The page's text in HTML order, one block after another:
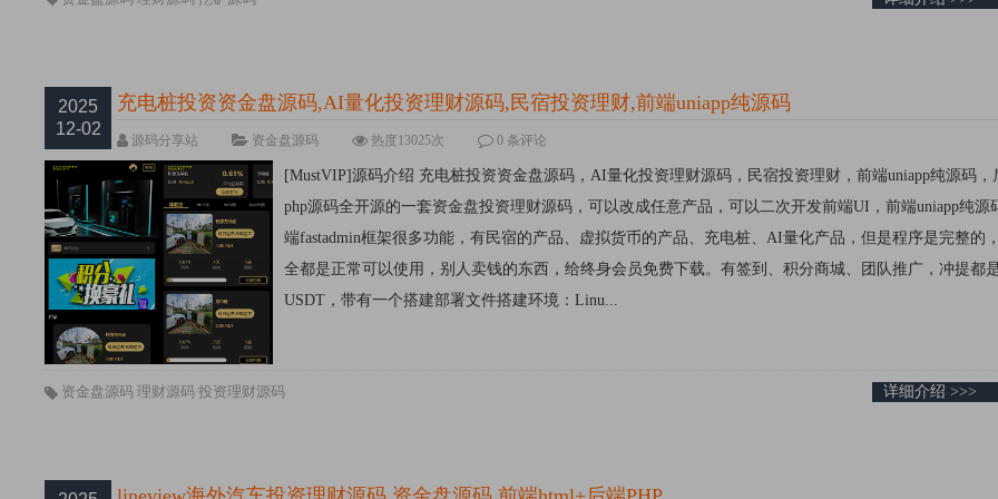
2025
12-02
充电桩投资资金盘源码,AI量化投资理财源码,民宿投资理财,前端uniapp纯源码
源码分享站 资金盘源码 热度13025次 0 条评论
[MustVIP]源码介绍 充电桩投资资金盘源码，AI量化投资理财源码，民宿投资理财，前端uniapp纯源码，
php源码全开源的一套资金盘投资理财源码，可以改成任意产品，可以二次开发前端UI，前端uniapp纯源
端fastadmin框架很多功能，有民宿的产品、虚拟货币的产品、充电桩、AI量化产品，但是程序是完整的
全都是正常可以使用，别人卖钱的东西，给终身会员免费下载。有签到、积分商城、团队推广，冲提都
USDT，带有一个搭建部署文件搭建环境：Linu...
详细介绍 >>>
资金盘源码 理财源码 投资理财源码